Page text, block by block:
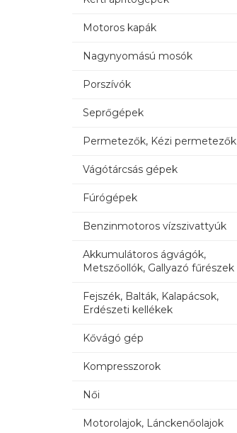
Motoros kapák
Nagynyomású mosók
Porszívók
Seprőgépek
Permetezők, Kézi permetezők
Vágótárcsás gépek
Fúrógépek
Benzinmotoros vízszivattyúk
Akkumulátoros ágvágók,
Metszőollók, Gallyazó fűrészek
Fejszék, Balták, Kalapácsok,
Erdészeti kellékek
Kővágó gép
Kompresszorok
Női
Motorolajok, Lánckenőolajok